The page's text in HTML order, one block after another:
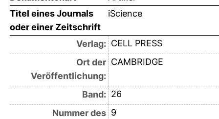
Titel eines Journals
oder einer Zeitschrift
iScience
Verlag: CELL PRESS
Ort der
Veröffentlichung:
CAMBRIDGE
Band: 26
Nummer des 9